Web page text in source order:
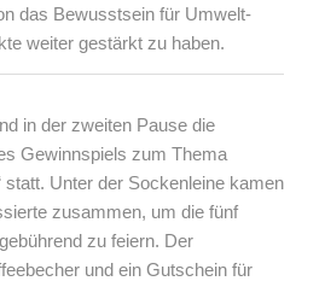
das Bewusstsein für Umwelt-
weiter gestärkt zu haben.
in der zweiten Pause die
Gewinnspiels zum Thema
statt. Unter der Sockenleine kamen
zusammen, um die fünf
zu feiern. Der
und ein Gutschein für